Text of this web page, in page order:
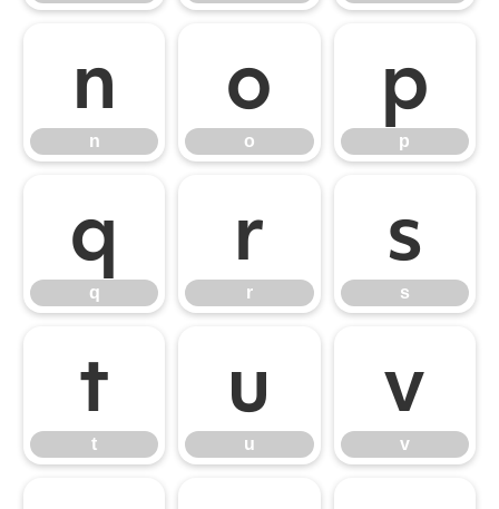
n
n
o
o
p
p
q
q
r
r
s
s
t
t
u
u
v
v